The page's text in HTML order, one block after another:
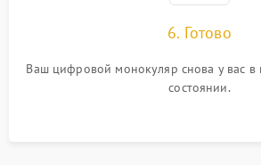
6. Готово
Ваш цифровой монокуляр снова у вас в
состоянии.